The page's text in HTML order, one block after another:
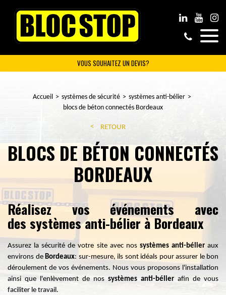
VOUS SOUHAITEZ UN DEVIS?
Accueil systèmes de sécurité
systèmes anti-bélier
blocs de béton connectés Bordeaux
RETOUR
BLOCS DE BÉTON CONNECTÉS
BORDEAUX
Réalisez vos événements avec
des systèmes anti-bélier à Bordeaux
Assurez la sécurité de votre site avec nos systèmes anti-bélieraux
environs de Bordeaux: sur-mesure, ils sont idéals pour assurer le bon
déroulement de vos événements. Nous vous proposons l'installation
ainsi que l'enlèvement de nos systèmes anti-bélier afin de vous
faciliter le travail.